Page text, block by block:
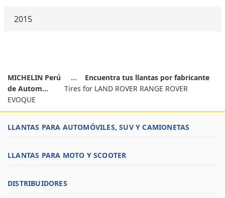
2015
MICHELIN Perú
Encuentra tus llantas por fabricante
de Autom...
Tires for LAND ROVER RANGE ROVER
EVOQUE
LLANTAS PARA AUTOMÓVILES, SUV Y CAMIONETAS
LLANTAS PARA MOTO Y SCOOTER
DISTRIBUIDORES